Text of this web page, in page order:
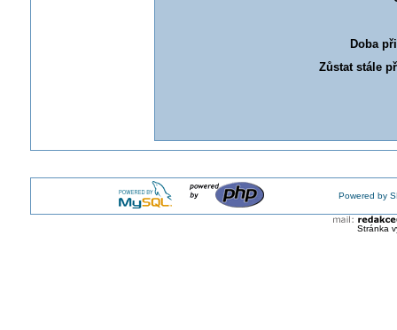
Doba
Zůstat stále
Powered by
Stránka